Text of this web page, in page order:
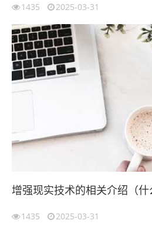
1435 2025-03-31
增强现实技术的相关介绍（什
1435 2025-03-31